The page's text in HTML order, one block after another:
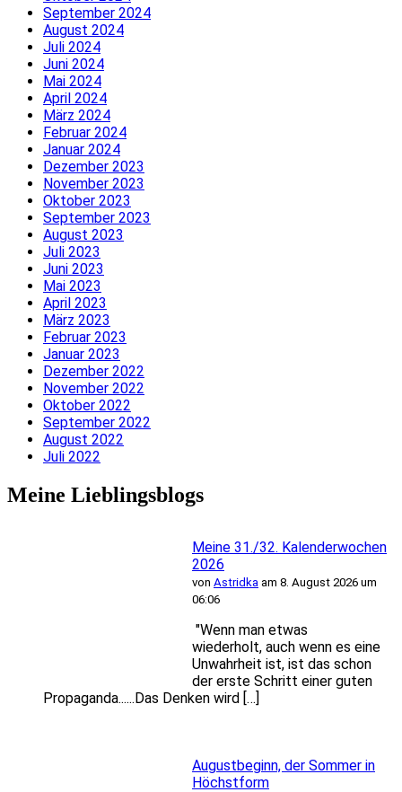
September 2024
August 2024
Juli 2024
Juni 2024
Mai 2024
April 2024
März 2024
Februar 2024
Januar 2024
Dezember 2023
November 2023
Oktober 2023
September 2023
August 2023
Juli 2023
Juni 2023
Mai 2023
April 2023
März 2023
Februar 2023
Januar 2023
Dezember 2022
November 2022
Oktober 2022
September 2022
August 2022
Juli 2022
Meine Lieblingsblogs
Meine 31./32. Kalenderwochen
2026
von Astridka am 8. August 2026 um
06:06
"Wenn man etwas
wiederholt, auch wenn es eine
Unwahrheit ist, ist das schon
der erste Schritt einer guten
Propaganda......Das Denken wird […]
Augustbeginn, der Sommer in
Höchstform